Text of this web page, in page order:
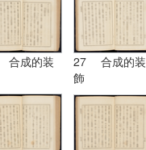
成的装
27 合成的装
飾